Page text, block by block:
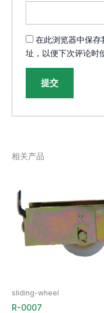
在此浏览器中保
址，以便下次评论时
相关产品
sliding-wheel
R-0007